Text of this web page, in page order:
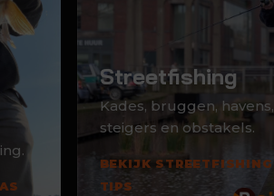
Streetfishing
Kades, bruggen, havens,
steigers en obstakels.
BEKIJK STREETFISHING
TIPS